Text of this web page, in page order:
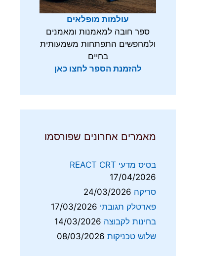
עולמות מופלאים
ספר חובה למאמנות ומאמנים
ולמחפשים התפתחות משמעותית
בחיים
להזמנת הספר לחצו כאן
מאמרים אחרונים שפורסמו
בסיס מדעי REACT CRT
17/04/2026
סריקה 24/03/2026
פארטלק תגובתי 17/03/2026
בחינות לקבוצה 14/03/2026
שלוש טכניקות 08/03/2026